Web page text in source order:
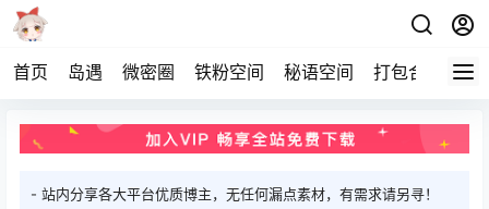
首页 岛遇 微密圈 铁粉空间 秘语空间 打包合集 关
- 站内分享各大平台优质博主，无任何漏点素材，有需求请另寻！